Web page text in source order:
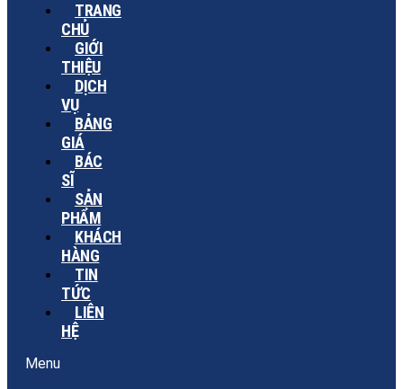
TRANG
CHỦ
GIỚI
THIỆU
DỊCH
VỤ
BẢNG
GIÁ
BÁC
SĨ
SẢN
PHẨM
KHÁCH
HÀNG
TIN
TỨC
LIÊN
HỆ
Menu